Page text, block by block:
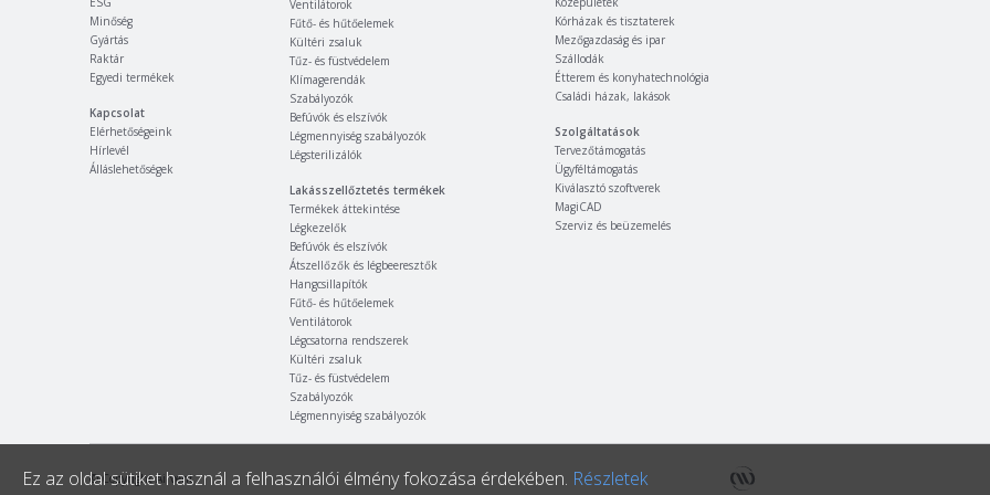
Ez az oldal sütiket használ a felhasználói élmény fokozása érdekében. Részletek
Minőség
Gyártás
Raktár
Egyedi termékek
Kapcsolat
Elérhetőségeink
Hírlevél
Álláslehetőségek
Ventilátorok
Fűtő- és hűtőelemek
Kültéri zsaluk
Tűz- és füstvédelem
Klímagerendák
Szabályozók
Befúvók és elszívók
Légmennyiség szabályozók
Légsterilizálók
Lakásszellőztetés termékek
Termékek áttekintése
Légkezelők
Befúvók és elszívók
Átszellőzők és légbeeresztők
Hangcsillapítók
Fűtő- és hűtőelemek
Ventilátorok
Légcsatorna rendszerek
Kültéri zsaluk
Tűz- és füstvédelem
Szabályozók
Légmennyiség szabályozók
Kórházak és tisztaterek
Mezőgazdaság és ipar
Szállodák
Étterem és konyhatechnológia
Családi házak, lakások
Szolgáltatások
Tervezőtámogatás
Ügyféltámogatás
Kiválasztó szoftverek
MagiCAD
Szerviz és beüzemelés
© Copyright Airvent